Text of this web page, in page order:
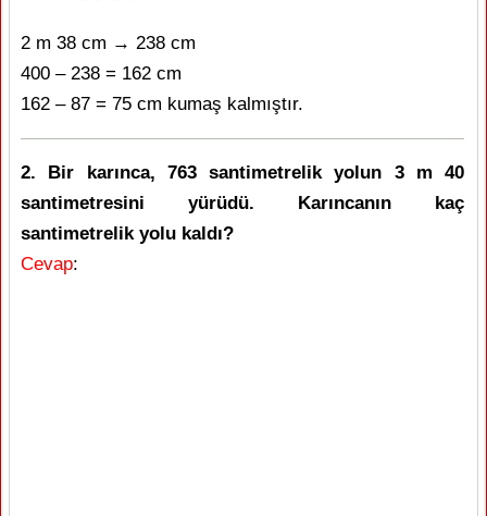
2 m 38 cm → 238 cm
400 – 238 = 162 cm
162 – 87 = 75 cm kumaş kalmıştır.
2. Bir karınca, 763 santimetrelik yolun 3 m 40
santimetresini yürüdü. Karıncanın kaç
santimetrelik yolu kaldı?
Cevap: